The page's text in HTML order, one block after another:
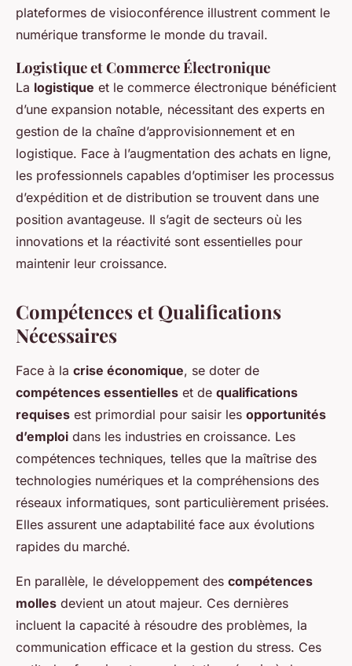
plateformes de visioconférence illustrent comment le
numérique transforme le monde du travail.
Logistique et Commerce Électronique
La logistique et le commerce électronique bénéficient
d’une expansion notable, nécessitant des experts en
gestion de la chaîne d’approvisionnement et en
logistique. Face à l’augmentation des achats en ligne,
les professionnels capables d’optimiser les processus
d’expédition et de distribution se trouvent dans une
position avantageuse. Il s’agit de secteurs où les
innovations et la réactivité sont essentielles pour
maintenir leur croissance.
Compétences et Qualifications
Nécessaires
Face à la crise économique, se doter de
compétences essentielles et de qualifications
requises est primordial pour saisir les opportunités
d’emploi dans les industries en croissance. Les
compétences techniques, telles que la maîtrise des
technologies numériques et la compréhensions des
réseaux informatiques, sont particulièrement prisées.
Elles assurent une adaptabilité face aux évolutions
rapides du marché.
En parallèle, le développement des compétences
molles devient un atout majeur. Ces dernières
incluent la capacité à résoudre des problèmes, la
communication efficace et la gestion du stress. Ces